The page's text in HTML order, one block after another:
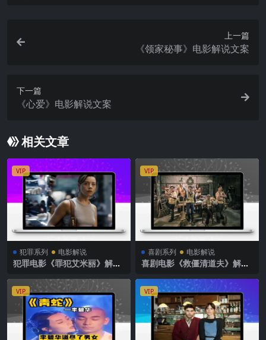
上一篇
《领家秘事》电影解说文案
下一篇
《心爱》电影解说文案
相关文章
VIP
犯罪系列 电影解说
犯罪电影《罪犯艾米丽》解说
VIP
喜剧系列 电影解说
喜剧电影《救僵清道夫》解说
VIP VIP